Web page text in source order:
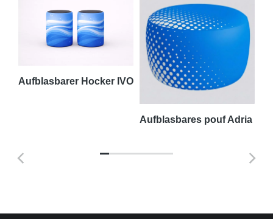
Aufblasbarer Hocker IVO
Aufblasbares pouf Adria